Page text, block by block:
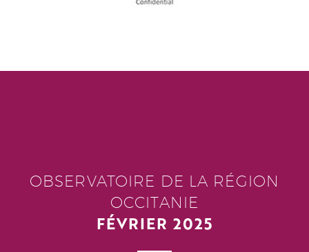
OBSERVATOIRE DE LA RÉGION
OCCITANIE
FÉVRIER 2025